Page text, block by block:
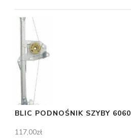
BLIC PODNOŚNIK SZYBY
117,00zł